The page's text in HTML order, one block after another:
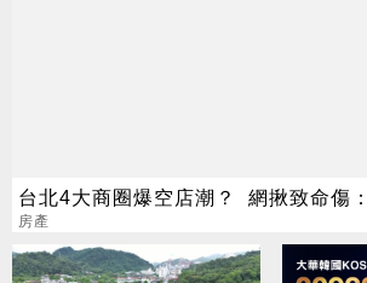
台北4大商圈爆空店潮？ 網揪致命傷
房產